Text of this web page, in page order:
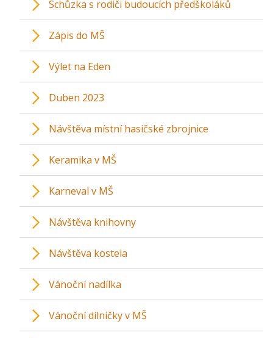
Schůzka s rodiči budoucích předškoláků
Zápis do MŠ
Výlet na Eden
Duben 2023
Návštěva místní hasičské zbrojnice
Keramika v MŠ
Karneval v MŠ
Návštěva knihovny
Návštěva kostela
Vánoční nadílka
Vánoční dílničky v MŠ